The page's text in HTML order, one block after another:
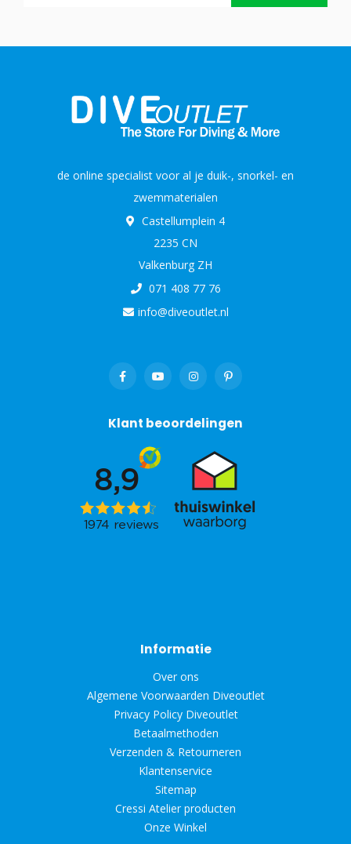
de online specialist voor al je duik-, snorkel- en
zwemmaterialen
Castellumplein 4
2235 CN
Valkenburg ZH
071 408 77 76
info@diveoutlet.nl
Klant beoordelingen
Informatie
Over ons
Algemene Voorwaarden Diveoutlet
Privacy Policy Diveoutlet
Betaalmethoden
Verzenden & Retourneren
Klantenservice
Sitemap
Cressi Atelier producten
Onze Winkel